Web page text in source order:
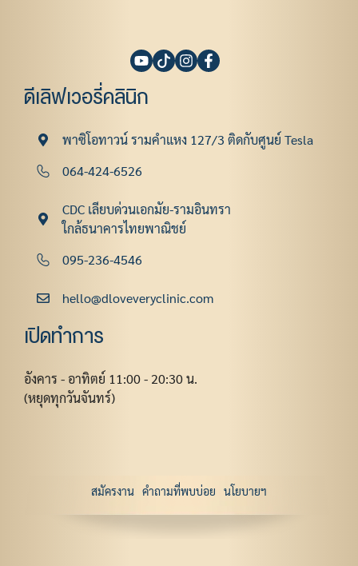
ดีเลิฟเวอรี่คลินิก
พาซิโอทาวน์ รามคําแหง 127/3 ติดกับศูนย์ Tesla
064-424-6526
CDC เลียบด่วนเอกมัย-รามอินทรา
ใกล้ธนาคารไทยพาณิชย์
095-236-4546
hello@dloveveryclinic.com
เปิดทำการ
อังคาร - อาทิตย์ 11:00 - 20:30 น.
(หยุดทุกวันจันทร์)
สมัครงาน คำถามที่พบบ่อย นโยบายฯ